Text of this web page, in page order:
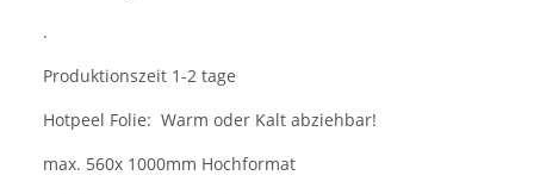
.
Produktionszeit 1-2 tage
Hotpeel Folie: Warm oder Kalt abziehbar!
max. 560x 1000mm Hochformat